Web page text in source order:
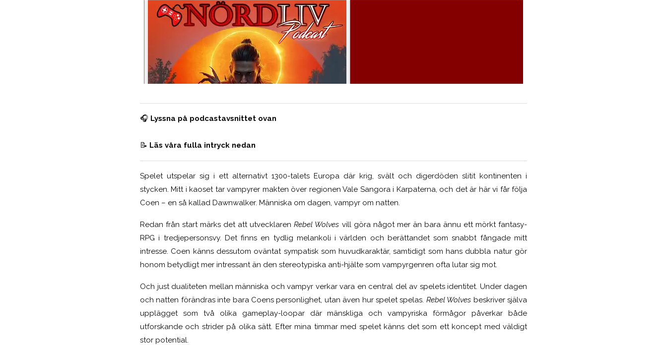
🎧 Lyssna på podcastavsnittet ovan
📝 Läs våra fulla intryck nedan
Spelet utspelar sig i ett alternativt 1300-talets Europa där krig, svält och digerdöden slitit kontinenten i
stycken. Mitt i kaoset tar vampyrer makten över regionen Vale Sangora i Karpaterna, och det är här vi får följa
Coen – en så kallad Dawnwalker. Människa om dagen, vampyr om natten.
Redan från start märks det att utvecklarenRebel Wolves vill göra något mer än bara ännu ett mörkt fantasy-
RPG i tredjepersonsvy. Det finns en tydlig melankoli i världen och berättandet som snabbt fångade mitt
intresse. Coen känns dessutom oväntat sympatisk som huvudkaraktär, samtidigt som hans dubbla natur gör
honom betydligt mer intressant än den stereotypiska anti-hjälte som vampyrgenren ofta lutar sig mot.
Och just dualiteten mellan människa och vampyr verkar vara en central del av spelets identitet. Under dagen
och natten förändras inte bara Coens personlighet, utan även hur spelet spelas. Rebel Wolves beskriver själva
upplägget som två olika gameplay-loopar där mänskliga och vampyriska förmågor påverkar både
utforskande och strider på olika sätt. Efter mina timmar med spelet känns det som ett koncept med väldigt
stor potential.